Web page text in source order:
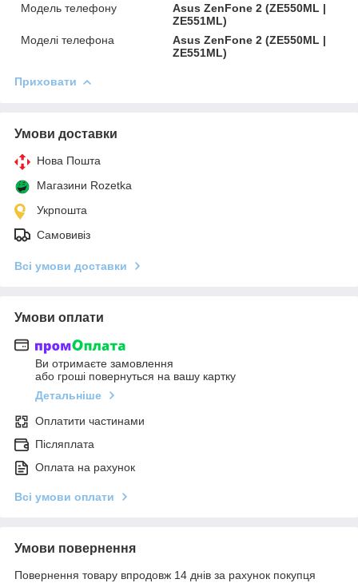
Модель телефону
Asus ZenFone 2 (ZE550ML |
ZE551ML)
Моделі телефона
Asus ZenFone 2 (ZE550ML |
ZE551ML)
Приховати
Умови доставки
Нова Пошта
Магазини Rozetka
Укрпошта
Самовивіз
Всі умови доставки
Умови оплати
Ви отримаєте замовлення
або гроші повернуться на вашу картку
Детальніше
Оплатити частинами
Післяплата
Оплата на рахунок
Всі умови оплати
Умови повернення
Повернення товару впродовж 14 днів за рахунок покупця